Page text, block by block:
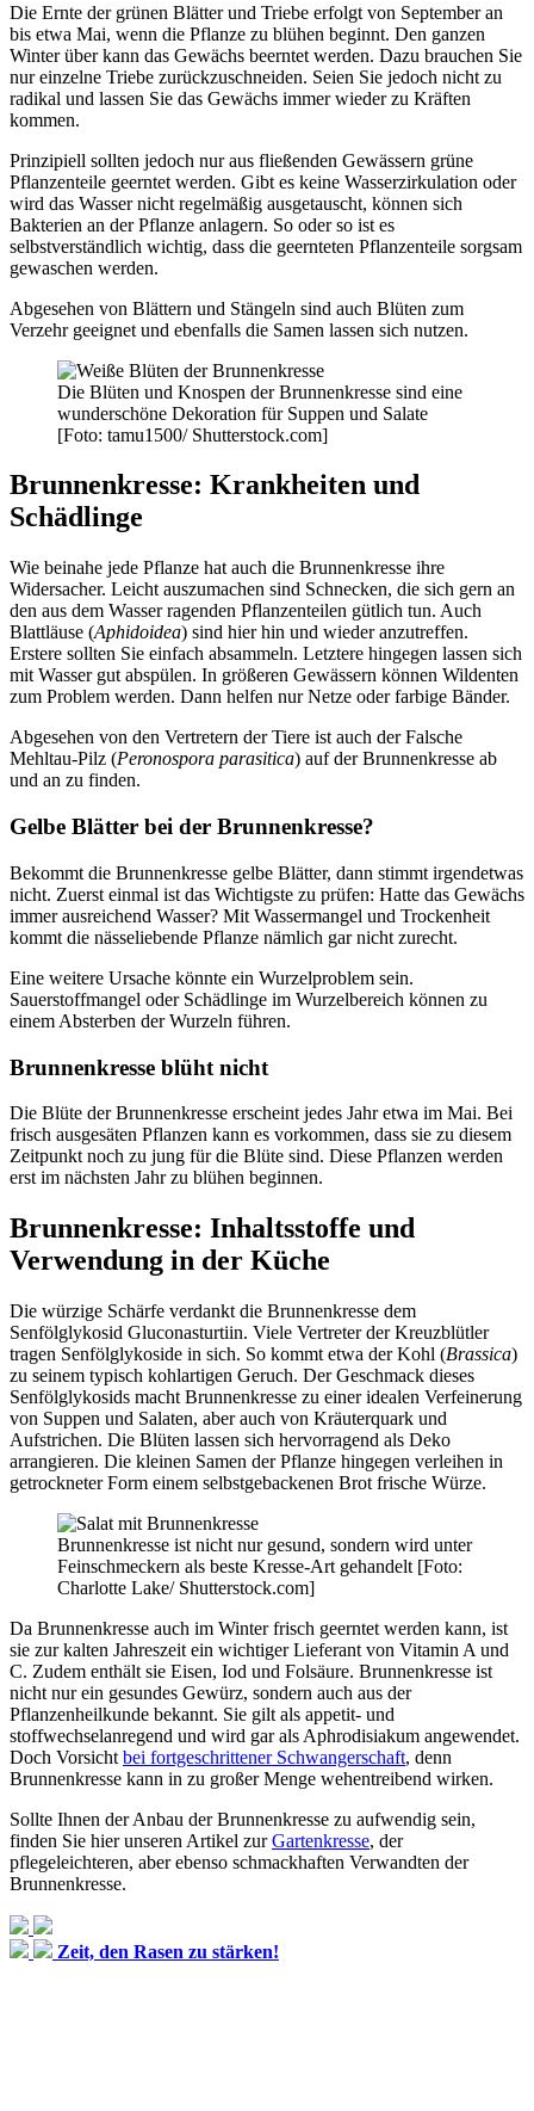
Die Ernte der grünen Blätter und Triebe erfolgt von September an
bis etwa Mai, wenn die Pflanze zu blühen beginnt. Den ganzen
Winter über kann das Gewächs beerntet werden. Dazu brauchen Sie
nur einzelne Triebe zurückzuschneiden. Seien Sie jedoch nicht zu
radikal und lassen Sie das Gewächs immer wieder zu Kräften
kommen.
Prinzipiell sollten jedoch nur aus fließenden Gewässern grüne
Pflanzenteile geerntet werden. Gibt es keine Wasserzirkulation oder
wird das Wasser nicht regelmäßig ausgetauscht, können sich
Bakterien an der Pflanze anlagern. So oder so ist es
selbstverständlich wichtig, dass die geernteten Pflanzenteile sorgsam
gewaschen werden.
Abgesehen von Blättern und Stängeln sind auch Blüten zum
Verzehr geeignet und ebenfalls die Samen lassen sich nutzen.
Die Blüten und Knospen der Brunnenkresse sind eine
wunderschöne Dekoration für Suppen und Salate
[Foto: tamu1500/ Shutterstock.com]
Brunnenkresse: Krankheiten und
Schädlinge
Wie beinahe jede Pflanze hat auch die Brunnenkresse ihre
Widersacher. Leicht auszumachen sind Schnecken, die sich gern an
den aus dem Wasser ragenden Pflanzenteilen gütlich tun. Auch
Blattläuse (Aphidoidea) sind hier hin und wieder anzutreffen.
Erstere sollten Sie einfach absammeln. Letztere hingegen lassen sich
mit Wasser gut abspülen. In größeren Gewässern können Wildenten
zum Problem werden. Dann helfen nur Netze oder farbige Bänder.
Abgesehen von den Vertretern der Tiere ist auch der Falsche
Mehltau-Pilz (Peronospora parasitica) auf der Brunnenkresse ab
und an zu finden.
Gelbe Blätter bei der Brunnenkresse?
Bekommt die Brunnenkresse gelbe Blätter, dann stimmt irgendetwas
nicht. Zuerst einmal ist das Wichtigste zu prüfen: Hatte das Gewächs
immer ausreichend Wasser? Mit Wassermangel und Trockenheit
kommt die nässeliebende Pflanze nämlich gar nicht zurecht.
Eine weitere Ursache könnte ein Wurzelproblem sein.
Sauerstoffmangel oder Schädlinge im Wurzelbereich können zu
einem Absterben der Wurzeln führen.
Brunnenkresse blüht nicht
Die Blüte der Brunnenkresse erscheint jedes Jahr etwa im Mai. Bei
frisch ausgesäten Pflanzen kann es vorkommen, dass sie zu diesem
Zeitpunkt noch zu jung für die Blüte sind. Diese Pflanzen werden
erst im nächsten Jahr zu blühen beginnen.
Brunnenkresse: Inhaltsstoffe und
Verwendung in der Küche
Die würzige Schärfe verdankt die Brunnenkresse dem
Senfölglykosid Gluconasturtiin. Viele Vertreter der Kreuzblütler
tragen Senfölglykoside in sich. So kommt etwa der Kohl (Brassica)
zu seinem typisch kohlartigen Geruch. Der Geschmack dieses
Senfölglykosids macht Brunnenkresse zu einer idealen Verfeinerung
von Suppen und Salaten, aber auch von Kräuterquark und
Aufstrichen. Die Blüten lassen sich hervorragend als Deko
arrangieren. Die kleinen Samen der Pflanze hingegen verleihen in
getrockneter Form einem selbstgebackenen Brot frische Würze.
Brunnenkresse ist nicht nur gesund, sondern wird unter
Feinschmeckern als beste Kresse-Art gehandelt [Foto:
Charlotte Lake/ Shutterstock.com]
Da Brunnenkresse auch im Winter frisch geerntet werden kann, ist
sie zur kalten Jahreszeit ein wichtiger Lieferant von Vitamin A und
C. Zudem enthält sie Eisen, Iod und Folsäure. Brunnenkresse ist
nicht nur ein gesundes Gewürz, sondern auch aus der
Pflanzenheilkunde bekannt. Sie gilt als appetit- und
stoffwechselanregend und wird gar als Aphrodisiakum angewendet.
Doch Vorsicht bei fortgeschrittener Schwangerschaft, denn
Brunnenkresse kann in zu großer Menge wehentreibend wirken.
Sollte Ihnen der Anbau der Brunnenkresse zu aufwendig sein,
finden Sie hier unseren Artikel zurGartenkresse, der
pflegeleichteren, aber ebenso schmackhaften Verwandten der
Brunnenkresse.
Zeit, den Rasen zu stärken!